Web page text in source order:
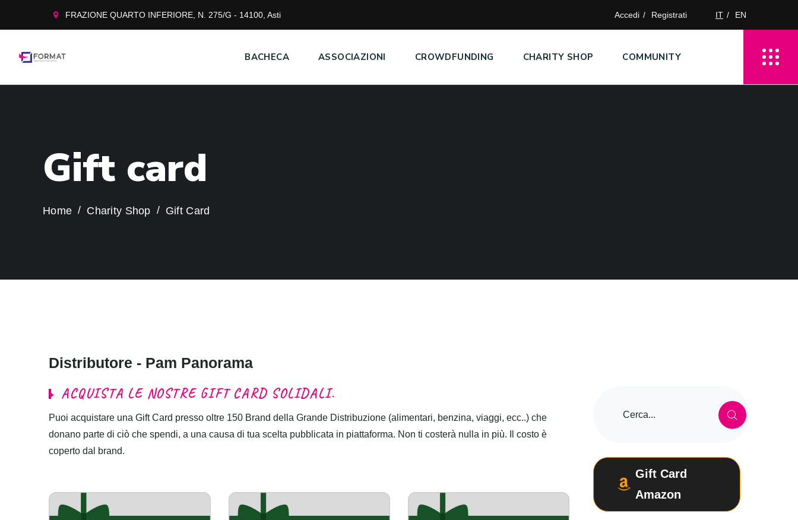
FRAZIONE QUARTO INFERIORE, N. 275/G - 14100, Asti Accedi Registrati IT EN
BACHECA ASSOCIAZIONI CROWDFUNDING CHARITY SHOP COMMUNITY
Gift card
Home Charity Shop Gift Card
Distributore - Pam Panorama
ACQUISTA LE NOSTRE GIFT CARD SOLIDALI.
Puoi acquistare una Gift Card presso oltre 150 Brand della Grande Distribuzione (alimentari, benzina, viaggi, ecc..) che
donano parte di ciò che spendi, a una causa di tua scelta pubblicata in piattaforma. Non ti costerà nulla in più. Il costo è
coperto dal brand.
Gift Card
Amazon